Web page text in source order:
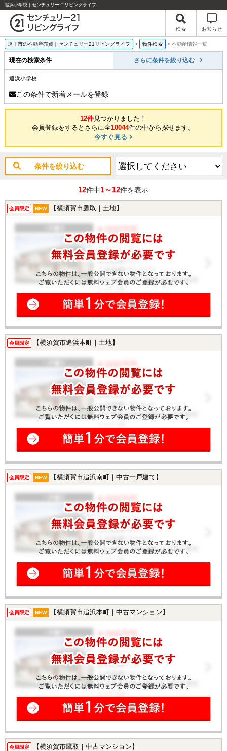
追浜小学校｜センチュリー21リビングライフ
検索 お知らせ
逗子市の不動産売買｜センチュリー21リビングライフ > 物件検索 > 不動産情報一覧
現在の検索条件 さらに条件を絞り込む
追浜小学校
この条件で新着メールを登録
12件見つかりました！
会員登録をするとさらに全10044件の中から探せます。
今すぐ見る
条件を絞り込む
12件中1～12件を表示
会員限定 NEW 【横須賀市鷹取｜土地】
会員限定 【横須賀市追浜本町｜土地】
会員限定 NEW 【横須賀市追浜南町｜中古一戸建て】
会員限定 NEW 【横須賀市追浜本町｜中古マンション】
会員限定 【横須賀市鷹取｜中古マンション】